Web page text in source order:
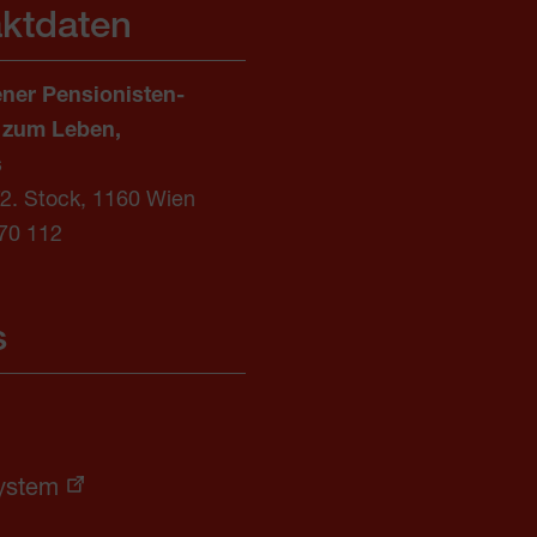
Pensionisten-
Leben,
Stock, 1160 Wien
112